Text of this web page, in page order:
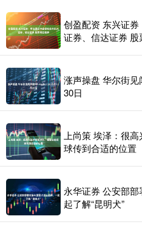
创盈配资 东兴证
证券、信达证券
涨声操盘 华尔街见
30日
上尚策 埃泽：很
球传到合适的位置
永华证券 公安部
起了解“昆明犬”